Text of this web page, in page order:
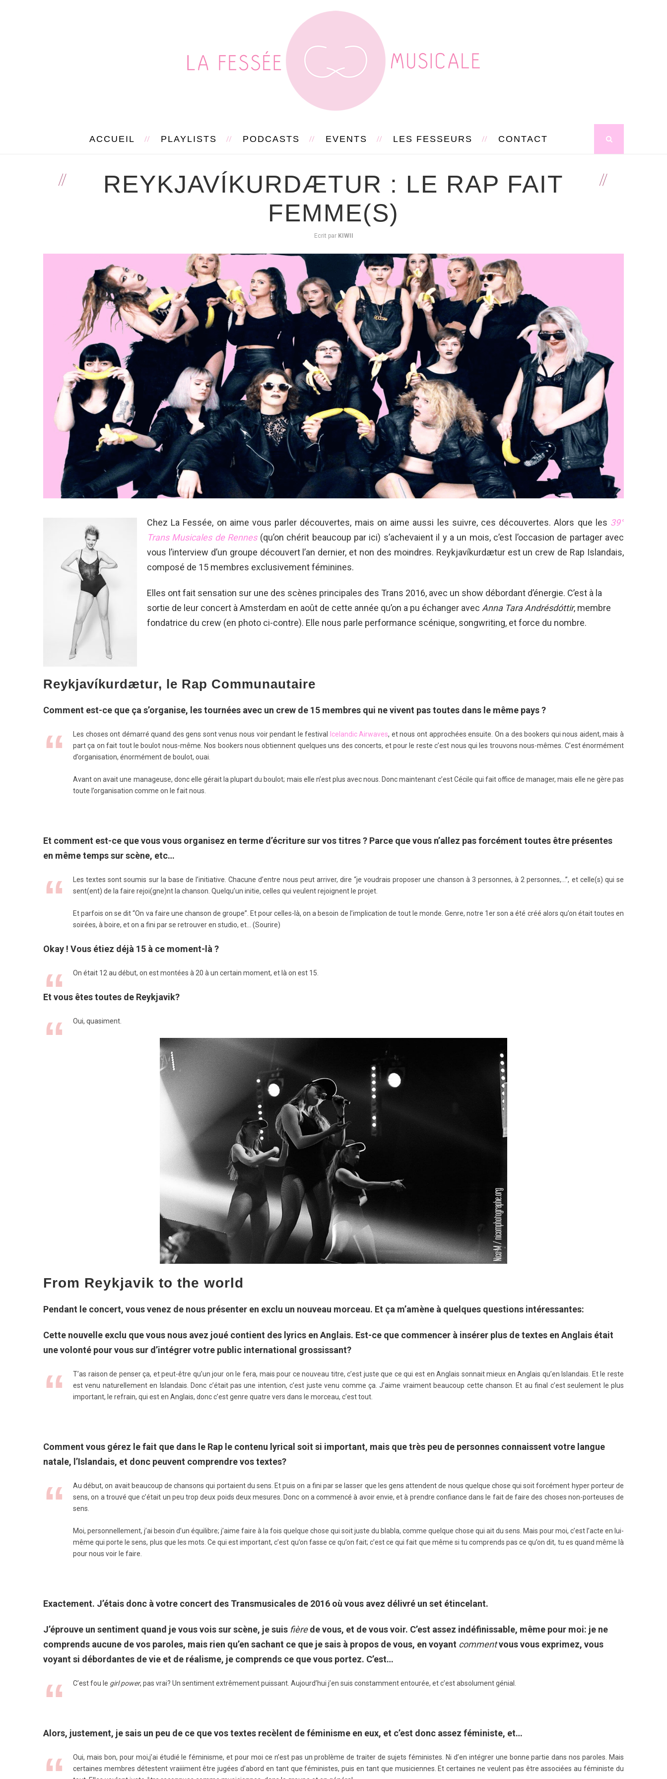
ACCUEIL PLAYLISTS PODCASTS EVENTS LES FESSEURS CONTACT
REYKJAVÍKURDÆTUR : LE RAP FAIT
FEMME(S)
Ecrit par KIWII
Chez La Fessée, on aime vous parler découvertes, mais on aime aussi les suivre, ces découvertes. Alors que les 39°
Trans Musicales de Rennes(qu’on chérit beaucoup par ici) s’achevaient il y a un mois, c’est l’occasion de partager avec
vous l’interview d’un groupe découvert l’an dernier, et non des moindres. Reykjavíkurdætur est un crew de Rap Islandais,
composé de 15 membres exclusivement féminines.
Elles ont fait sensation sur une des scènes principales des Trans 2016, avec un show débordant d’énergie. C’est à la
sortie de leur concert à Amsterdam en août de cette année qu’on a pu échanger avec Anna Tara Andrésdóttir, membre
fondatrice du crew (en photo ci-contre). Elle nous parle performance scénique, songwriting, et force du nombre.
Reykjavíkurdætur, le Rap Communautaire
Comment est-ce que ça s’organise, les tournées avec un crew de 15 membres qui ne vivent pas toutes dans le même pays ?
Les choses ont démarré quand des gens sont venus nous voir pendant le festival Icelandic Airwaves, et nous ont approchées ensuite. On a des bookers qui nous aident, mais à
part ça on fait tout le boulot nous-même. Nos bookers nous obtiennent quelques uns des concerts, et pour le reste c’est nous qui les trouvons nous-mêmes. C’est énormément
d’organisation, énormément de boulot, ouai.
Avant on avait une manageuse, donc elle gérait la plupart du boulot; mais elle n’est plus avec nous. Donc maintenant c’est Cécile qui fait office de manager, mais elle ne gère pas
toute l’organisation comme on le fait nous.
Et comment est-ce que vous vous organisez en terme d’écriture sur vos titres ? Parce que vous n’allez pas forcément toutes être présentes
en même temps sur scène, etc…
Les textes sont soumis sur la base de l’initiative. Chacune d’entre nous peut arriver, dire “je voudrais proposer une chanson à 3 personnes, à 2 personnes,…”, et celle(s) qui se
sent(ent) de la faire rejoi(gne)nt la chanson. Quelqu’un initie, celles qui veulent rejoignent le projet.
Et parfois on se dit “On va faire une chanson de groupe”. Et pour celles-là, on a besoin de l’implication de tout le monde. Genre, notre 1er son a été créé alors qu’on était toutes en
soirées, à boire, et on a fini par se retrouver en studio, et… (Sourire)
Okay ! Vous étiez déjà 15 à ce moment-là ?
On était 12 au début, on est montées à 20 à un certain moment, et là on est 15.
Et vous êtes toutes de Reykjavik?
Oui, quasiment.
From Reykjavik to the world
Pendant le concert, vous venez de nous présenter en exclu un nouveau morceau. Et ça m’amène à quelques questions intéressantes:
Cette nouvelle exclu que vous nous avez joué contient des lyrics en Anglais. Est-ce que commencer à insérer plus de textes en Anglais était
une volonté pour vous sur d’intégrer votre public international grossissant?
T’as raison de penser ça, et peut-être qu’un jour on le fera, mais pour ce nouveau titre, c’est juste que ce qui est en Anglais sonnait mieux en Anglais qu’en Islandais. Et le reste
est venu naturellement en Islandais. Donc c’était pas une intention, c’est juste venu comme ça. J’aime vraiment beaucoup cette chanson. Et au final c’est seulement le plus
important, le refrain, qui est en Anglais, donc c’est genre quatre vers dans le morceau, c’est tout.
Comment vous gérez le fait que dans le Rap le contenu lyrical soit si important, mais que très peu de personnes connaissent votre langue
natale, l’Islandais, et donc peuvent comprendre vos textes?
Au début, on avait beaucoup de chansons qui portaient du sens. Et puis on a fini par se lasser que les gens attendent de nous quelque chose qui soit forcément hyper porteur de
sens, on a trouvé que c’était un peu trop deux poids deux mesures. Donc on a commencé à avoir envie, et à prendre confiance dans le fait de faire des choses non-porteuses de
sens.
Moi, personnellement, j’ai besoin d’un équilibre; j’aime faire à la fois quelque chose qui soit juste du blabla, comme quelque chose qui ait du sens. Mais pour moi, c’est l’acte en lui-
même qui porte le sens, plus que les mots. Ce qui est important, c’est qu’on fasse ce qu’on fait; c’est ce qui fait que même si tu comprends pas ce qu’on dit, tu es quand même là
pour nous voir le faire.
Exactement. J’étais donc à votre concert des Transmusicales de 2016 où vous avez délivré un set étincelant.
J’éprouve un sentiment quand je vous vois sur scène, je suis fièrede vous, et de vous voir. C’est assez indéfinissable, même pour moi: je ne
comprends aucune de vos paroles, mais rien qu’en sachant ce que je sais à propos de vous, en voyant commentvous vous exprimez, vous
voyant si débordantes de vie et de réalisme, je comprends ce que vous portez. C’est…
C’est fou le girl power, pas vrai? Un sentiment extrêmement puissant. Aujourd’hui j’en suis constamment entourée, et c’est absolument génial.
Alors, justement, je sais un peu de ce que vos textes recèlent de féminisme en eux, et c’est donc assez féministe, et…
Oui, mais bon, pour moi,j’ai étudié le féminisme, et pour moi ce n’est pas un problème de traiter de sujets féministes. Ni d’en intégrer une bonne partie dans nos paroles. Mais
certaines membres détestent vraiiiment être jugées d’abord en tant que féministes, puis en tant que musiciennes. Et certaines ne veulent pas être associées au féministe du